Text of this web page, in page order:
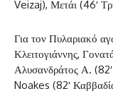
Veizaj), Μετάι (46′
Για τον Πυλαριακό
Κλειτογιάννης,
Αλυσανδράτος Α.
Noakes (82′